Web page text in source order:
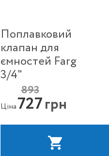
Поплавковий
клапан для
ємностей Farg
3/4"
Ціна
893
727грн